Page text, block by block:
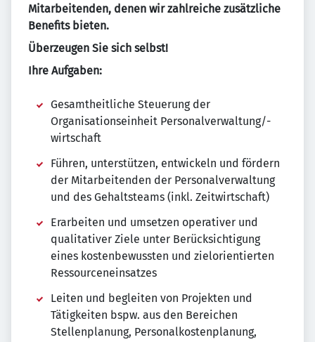
Mitarbeitenden, denen wir zahlreiche zusätzliche
Benefits bieten.
Überzeugen Sie sich selbst!
Ihre Aufgaben:
Gesamtheitliche Steuerung der
Organisationseinheit Personalverwaltung/-
wirtschaft
Führen, unterstützen, entwickeln und fördern
der Mitarbeitenden der Personalverwaltung
und des Gehaltsteams (inkl. Zeitwirtschaft)
Erarbeiten und umsetzen operativer und
qualitativer Ziele unter Berücksichtigung
eines kostenbewussten und zielorientierten
Ressourceneinsatzes
Leiten und begleiten von Projekten und
Tätigkeiten bspw. aus den Bereichen
Stellenplanung, Personalkostenplanung,